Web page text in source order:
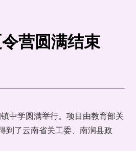
营圆满结束
中学圆满举行。项目由教育部关
到了云南省关工委、南涧县政